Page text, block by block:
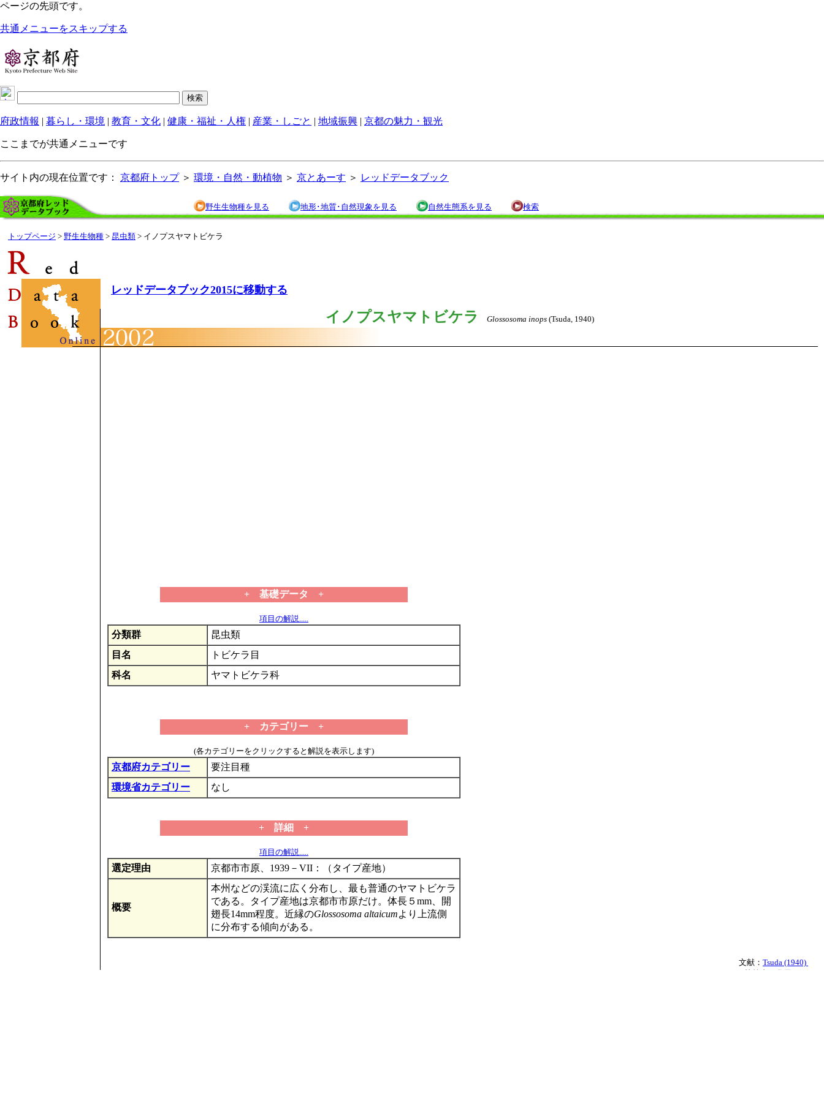
ページの先頭です。
共通メニューをスキップする
府政情報 | 暮らし・環境 | 教育・文化 | 健康・福祉・人権 | 産業・しごと | 地域振興 | 京都の魅力・観光
ここまでが共通メニューです
サイト内の現在位置です： 京都府トップ＞ 環境・自然・動植物 ＞ 京とあーす ＞ レッドデータブック
野生生物種を見る 地形･地質･自然現象を見る 自然生態系を見る 検索
トップページ > 野生生物種 > 昆虫類 > イノプスヤマトビケラ
レッドデータブック2015に移動する
イノプスヤマトビケラ Glossosoma inops(Tsuda, 1940)
+ 基礎データ +
項目の解説.....
分類群
昆虫類
目名
トビケラ目
科名
ヤマトビケラ科
+ カテゴリー +
(各カテゴリーをクリックすると解説を表示します)
京都府カテゴリー
要注目種
環境省カテゴリー
なし
+ 詳細 +
項目の解説.....
選定理由 京都市市原、1939－VII：（タイプ産地）
概要
本州などの渓流に広く分布し、最も普通のヤマトビケラ
である。タイプ産地は京都市市原だけ。体長５mm、開
翅長14mm程度。近縁のGlossosoma altaicumより上流側
に分布する傾向がある。
文献： Tsuda (1940)